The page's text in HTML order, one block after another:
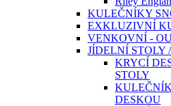
KULEČNÍKY
EXKLUZIVNÍ
VENKOVNÍ -
JÍDELNÍ STOLY
KRYCÍ
STOLY
DESKOU